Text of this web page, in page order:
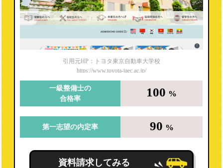
引用元HP：トヨタ東京自動車大学校
https://www.toyota-jaec.ac.jp/
一級整備士の
合格率
100 %
第一志望の内定率 90 %
資料請求してみる